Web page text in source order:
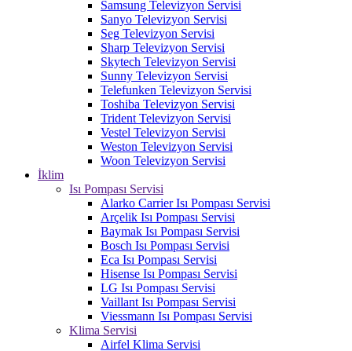
Samsung Televizyon Servisi
Sanyo Televizyon Servisi
Seg Televizyon Servisi
Sharp Televizyon Servisi
Skytech Televizyon Servisi
Sunny Televizyon Servisi
Telefunken Televizyon Servisi
Toshiba Televizyon Servisi
Trident Televizyon Servisi
Vestel Televizyon Servisi
Weston Televizyon Servisi
Woon Televizyon Servisi
İklim
Isı Pompası Servisi
Alarko Carrier Isı Pompası Servisi
Arçelik Isı Pompası Servisi
Baymak Isı Pompası Servisi
Bosch Isı Pompası Servisi
Eca Isı Pompası Servisi
Hisense Isı Pompası Servisi
LG Isı Pompası Servisi
Vaillant Isı Pompası Servisi
Viessmann Isı Pompası Servisi
Klima Servisi
Airfel Klima Servisi